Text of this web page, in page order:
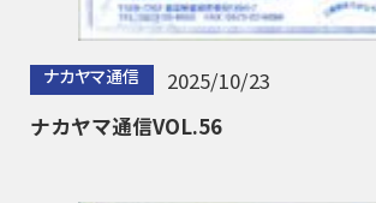
ナカヤマ通信
2025/10/23
ナカヤマ通信VOL.56